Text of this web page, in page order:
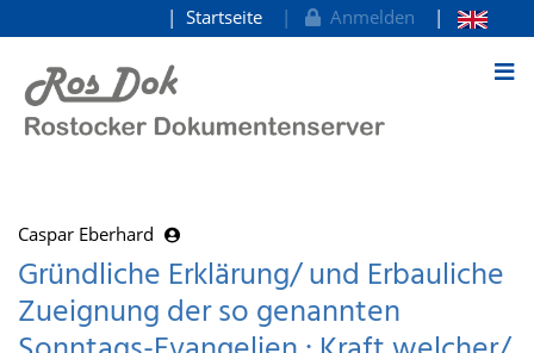
zum Inhalt
Startseite Anmelden
Caspar Eberhard
Gründliche Erklärung/ und Erbauliche
Zueignung der so genannten